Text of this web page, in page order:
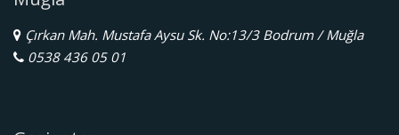
Çırkan Mah. Mustafa Aysu Sk. No:13/3 Bodrum / Muğla
0538 436 05 01